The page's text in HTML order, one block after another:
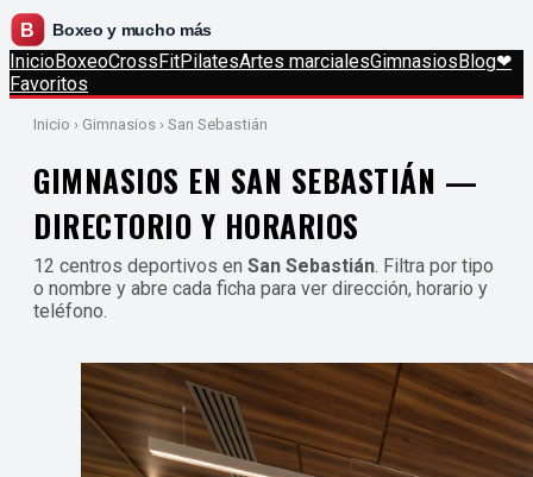
InicioBoxeoCrossFitPilatesArtes marcialesGimnasiosBlog❤
Favoritos
Inicio › Gimnasios › San Sebastián
GIMNASIOS EN SAN SEBASTIÁN —
DIRECTORIO Y HORARIOS
12 centros deportivos en San Sebastián. Filtra por tipo
o nombre y abre cada ficha para ver dirección, horario y
teléfono.